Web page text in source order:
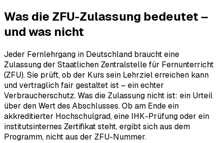
Was die ZFU-Zulassung bedeutet –
und was nicht
Jeder Fernlehrgang in Deutschland braucht eine
Zulassung der Staatlichen Zentralstelle für Fernunterricht
(ZFU). Sie prüft, ob der Kurs sein Lehrziel erreichen kann
und vertraglich fair gestaltet ist – ein echter
Verbraucherschutz. Was die Zulassung nicht ist: ein Urteil
über den Wert des Abschlusses. Ob am Ende ein
akkreditierter Hochschulgrad, eine IHK-Prüfung oder ein
institutsinternes Zertifikat steht, ergibt sich aus dem
Programm, nicht aus der ZFU-Nummer.